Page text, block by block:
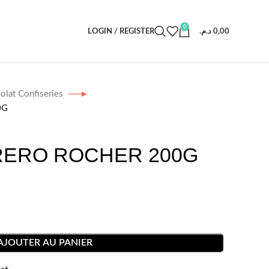
LOGIN / REGISTER
0
0,00 د.م.
Confiseries
ROCHER 200G
AU PANIER